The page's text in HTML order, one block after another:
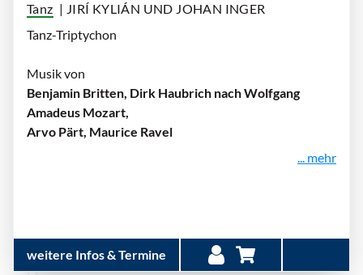
Tanz | JIRÍ KYLIÁN UND JOHAN INGER
Tanz-Triptychon
Musik von
Benjamin Britten, Dirk Haubrich nach Wolfgang
Amadeus Mozart,
Arvo Pärt, Maurice Ravel
... mehr
weitere Infos & Termine